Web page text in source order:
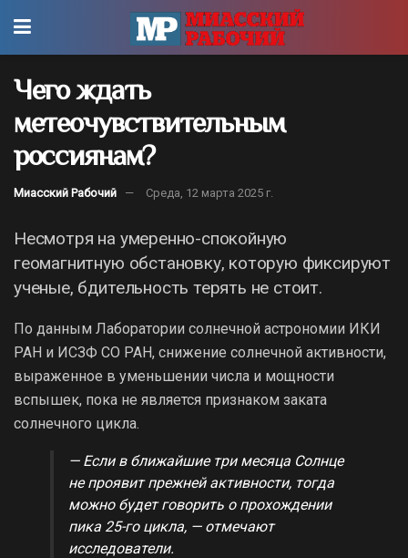
Чего ждать
метеочувствительным
россиянам?
Миасский Рабочий Среда, 12 марта 2025 г.
Несмотря на умеренно-спокойную
геомагнитную обстановку, которую фиксируют
ученые, бдительность терять не стоит.
По данным Лаборатории солнечной астрономии ИКИ
РАН и ИСЗФ СО РАН, снижение солнечной активности,
выраженное в уменьшении числа и мощности
вспышек, пока не является признаком заката
солнечного цикла.
— Если в ближайшие три месяца Солнце
не проявит прежней активности, тогда
можно будет говорить о прохождении
пика 25-го цикла, — отмечают
исследователи.